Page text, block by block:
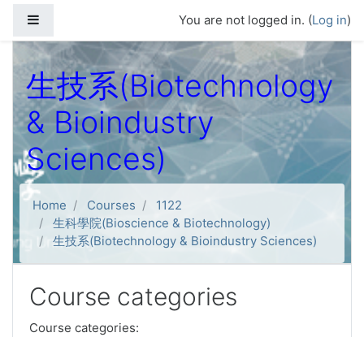
You are not logged in. (Log in)
生技系(Biotechnology
& Bioindustry
Sciences)
Home Courses
1122
生科學院(Bioscience & Biotechnology)
生技系(Biotechnology & Bioindustry Sciences)
Course categories
Course categories: